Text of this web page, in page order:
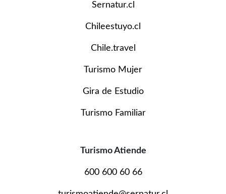
Sernatur.cl
Chileestuyo.cl
Chile.travel
Turismo Mujer
Gira de Estudio
Turismo Familiar
Turismo Atiende
600 600 60 66